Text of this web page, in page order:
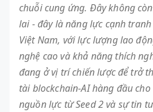
chuỗi cung ứng. Đây không
lai - đây là năng lực cạnh
Việt Nam, với lực lượng lao
nghệ cao và khả năng thích
đang ở vị trí chiến lược để trở
tài blockchain-AI hàng đầu
nguồn lực từ Seed 2 và sự tin